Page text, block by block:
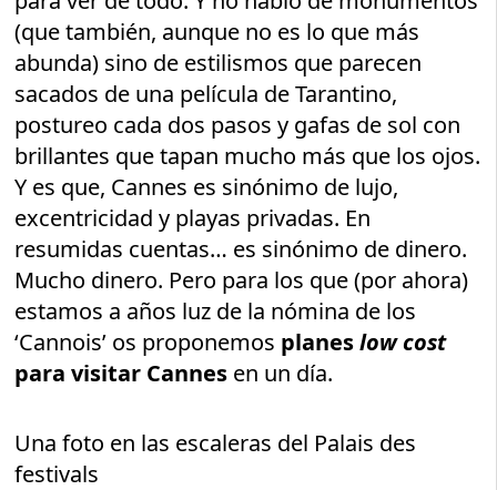
(que también, aunque no es lo que más
abunda) sino de estilismos que parecen
sacados de una película de Tarantino,
postureo cada dos pasos y gafas de sol con
brillantes que tapan mucho más que los ojos.
Y es que, Cannes es sinónimo de lujo,
excentricidad y playas privadas. En
resumidas cuentas… es sinónimo de dinero.
Mucho dinero. Pero para los que (por ahora)
estamos a años luz de la nómina de los
‘Cannois’ os proponemos planeslow cost
para visitar Cannes en un día.
Una foto en las escaleras del Palais des
festivals